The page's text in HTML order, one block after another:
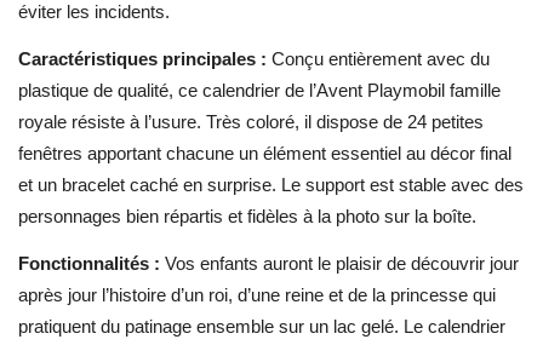
éviter les incidents.
Caractéristiques principales : Conçu entièrement avec du
plastique de qualité, ce calendrier de l’Avent Playmobil famille
royale résiste à l’usure. Très coloré, il dispose de 24 petites
fenêtres apportant chacune un élément essentiel au décor final
et un bracelet caché en surprise. Le support est stable avec des
personnages bien répartis et fidèles à la photo sur la boîte.
Fonctionnalités : Vos enfants auront le plaisir de découvrir jour
après jour l’histoire d’un roi, d’une reine et de la princesse qui
pratiquent du patinage ensemble sur un lac gelé. Le calendrier